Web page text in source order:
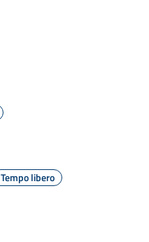
Tempo libero